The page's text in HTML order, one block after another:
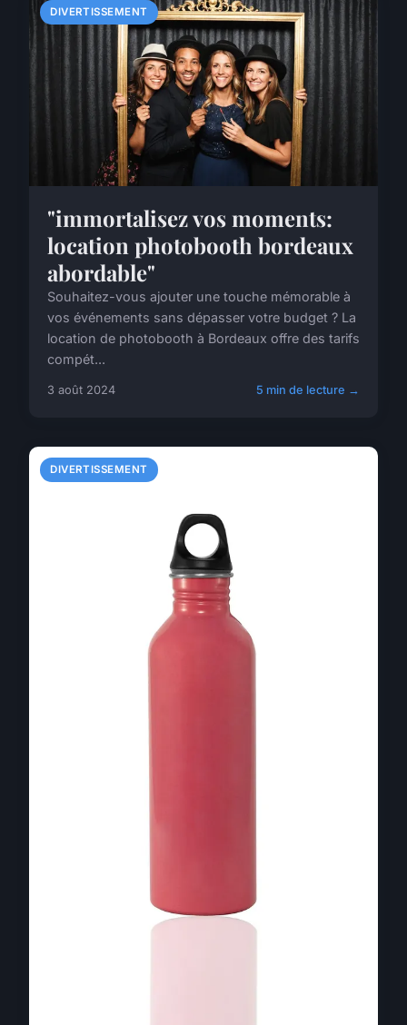
DIVERTISSEMENT
"immortalisez vos moments:
location photobooth bordeaux
abordable"
Souhaitez-vous ajouter une touche mémorable à
vos événements sans dépasser votre budget ? La
location de photobooth à Bordeaux offre des tarifs
compét...
3 août 2024 5 min de lecture →
DIVERTISSEMENT